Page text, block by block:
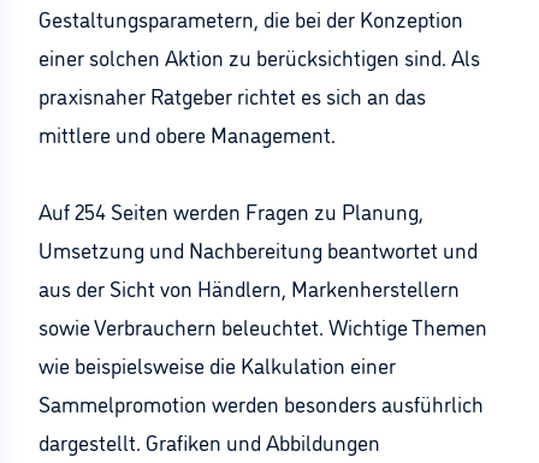
Gestaltungsparametern, die bei der Konzeption
einer solchen Aktion zu berücksichtigen sind. Als
praxisnaher Ratgeber richtet es sich an das
mittlere und obere Management.
Auf 254 Seiten werden Fragen zu Planung,
Umsetzung und Nachbereitung beantwortet und
aus der Sicht von Händlern, Markenherstellern
sowie Verbrauchern beleuchtet. Wichtige Themen
wie beispielsweise die Kalkulation einer
Sammelpromotion werden besonders ausführlich
dargestellt. Grafiken und Abbildungen